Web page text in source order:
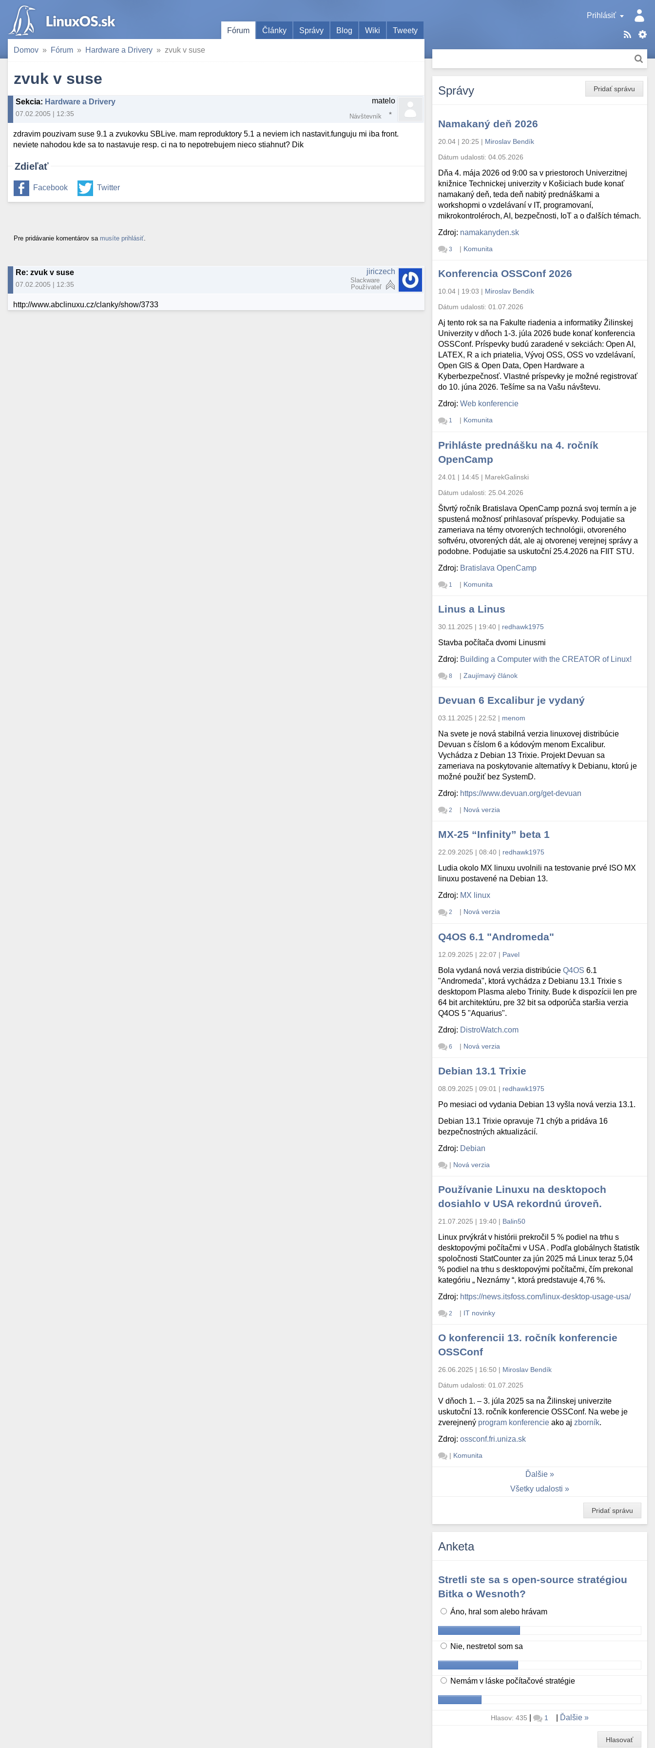
Prihlásiť
Fórum
Články Správy Blog Wiki Tweety
Domov Fórum Hardware a Drivery zvuk v suse
zvuk v suse
Sekcia: Hardware a Drivery
07.02.2005 | 12:35
matelo
Návštevník
zdravim pouzivam suse 9.1 a zvukovku SBLive. mam reproduktory 5.1 a neviem ich nastavit.funguju mi iba front.
neviete nahodou kde sa to nastavuje resp. ci na to nepotrebujem nieco stiahnut? Dik
Zdieľať
Facebook Twitter
Pre pridávanie komentárov sa musíte prihlásiť
Re: zvuk v suse
07.02.2005 | 12:35
jiriczech
Slackware
Používateľ
http://www.abclinuxu.cz/clanky/show/3733
Pridať správu
Správy
Namakaný deň 2026
20.04 | 20:25 | Miroslav Bendík
Dátum udalosti:04.05.2026
Dňa 4. mája 2026 od 9:00 sa v priestoroch Univerzitnej
knižnice Technickej univerzity v Košiciach bude konať
namakaný deň, teda deň nabitý prednáškami a
workshopmi o vzdelávaní v IT, programovaní,
mikrokontroléroch, AI, bezpečnosti, IoT a o ďalších témach.
Zdroj: namakanyden.sk
3 | Komunita
Konferencia OSSConf 2026
10.04 | 19:03 | Miroslav Bendík
Dátum udalosti:01.07.2026
Aj tento rok sa na Fakulte riadenia a informatiky Žilinskej
Univerzity v dňoch 1-3. júla 2026 bude konať konferencia
OSSConf. Príspevky budú zaradené v sekciách: Open AI,
LATEX, R a ich priatelia, Vývoj OSS, OSS vo vzdelávaní,
Open GIS & Open Data, Open Hardware a
Kyberbezpečnosť. Vlastné príspevky je možné registrovať
do 10. júna 2026. Tešíme sa na Vašu návštevu.
Zdroj:Web konferencie
1 | Komunita
Prihláste prednášku na 4. ročník
OpenCamp
24.01 | 14:45 | MarekGalinski
Dátum udalosti: 25.04.2026
Štvrtý ročník Bratislava OpenCamp pozná svoj termín a je
spustená možnosť prihlasovať príspevky. Podujatie sa
zameriava na témy otvorených technológii, otvoreného
softvéru, otvorených dát, ale aj otvorenej verejnej správy a
podobne. Podujatie sa uskutoční 25.4.2026 na FIIT STU.
Zdroj: Bratislava OpenCamp
1 | Komunita
Linus a Linus
30.11.2025 | 19:40 | redhawk1975
Stavba počítača dvomi Linusmi
Zdroj: Building a Computer with the CREATOR of Linux!
8 | Zaujímavý článok
Devuan 6 Excalibur je vydaný
03.11.2025 | 22:52 | menom
Na svete je nová stabilná verzia linuxovej distribúcie
Devuan s číslom 6 a kódovým menom Excalibur.
Vychádza z Debian 13 Trixie. Projekt Devuan sa
zameriava na poskytovanie alternatívy k Debianu, ktorú je
možné použiť bez SystemD.
Zdroj: https://www.devuan.org/get-devuan
2 | Nová verzia
MX-25 “Infinity” beta 1
22.09.2025 | 08:40 | redhawk1975
Ludia okolo MX linuxu uvolnili na testovanie prvé ISO MX
linuxu postavené na Debian 13.
Zdroj: MX linux
2 | Nová verzia
Q4OS 6.1 "Andromeda"
12.09.2025 | 22:07 | Pavel
Bola vydaná nová verzia distribúcieQ4OS 6.1
"Andromeda", ktorá vychádza z Debianu 13.1 Trixie s
desktopom Plasma alebo Trinity. Bude k dispozícii len pre
64 bit architektúru, pre 32 bit sa odporúča staršia verzia
Q4OS 5 "Aquarius".
Zdroj: DistroWatch.com
6 | Nová verzia
Debian 13.1 Trixie
08.09.2025 | 09:01 | redhawk1975
Po mesiaci od vydania Debian 13 vyšla nová verzia 13.1.
Debian 13.1 Trixie opravuje 71 chýb a pridáva 16
bezpečnostných aktualizácií.
Zdroj: Debian
| Nová verzia
Používanie Linuxu na desktopoch
dosiahlo v USA rekordnú úroveň.
21.07.2025 | 19:40 | Balin50
Linux prvýkrát v histórii prekročil 5 % podiel na trhu s
desktopovými počítačmi v USA . Podľa globálnych štatistík
spoločnosti StatCounter za jún 2025 má Linux teraz 5,04
% podiel na trhu s desktopovými počítačmi, čím prekonal
kategóriu „ Neznámy “, ktorá predstavuje 4,76 %.
Zdroj: https://news.itsfoss.com/linux-desktop-usage-usa/
2 | IT novinky
O konferencii 13. ročník konferencie
OSSConf
26.06.2025 | 16:50 | Miroslav Bendík
Dátum udalosti:01.07.2025
V dňoch 1. – 3. júla 2025 sa na Žilinskej univerzite
uskutoční 13. ročník konferencie OSSConf. Na webe je
zverejnený program konferencie ako aj zborník.
Zdroj:ossconf.fri.uniza.sk
| Komunita
Ďalšie
Všetky udalosti
Pridať správu
Anketa
Stretli ste sa s open-source stratégiou
Bitka o Wesnoth?
Áno, hral som alebo hrávam
Nie, nestretol som sa
Nemám v láske počítačové stratégie
Hlasov: 435 | 1 Ďalšie
Hlasovať